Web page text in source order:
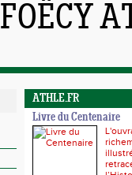
ATHLE.FR
Livre du Centenaire